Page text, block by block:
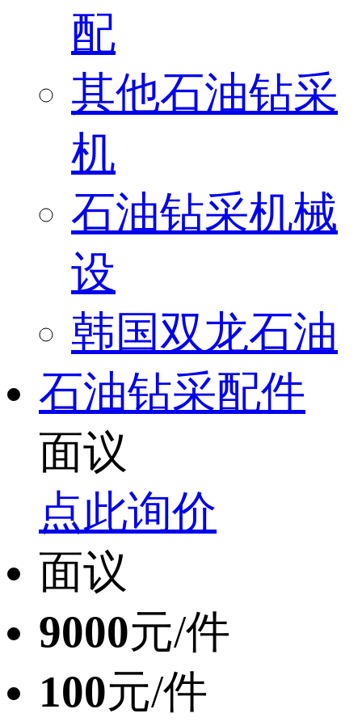
配
其他石油钻采
机
石油钻采机械
设
韩国双龙石油
石油钻采配件
面议
点此询价
面议
9000元/件
100元/件